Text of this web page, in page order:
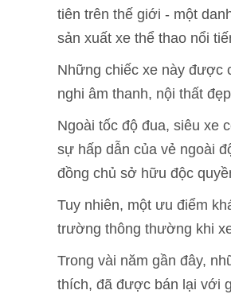
tiên trên thế giới - một
sản xuất xe thể thao nổi
Những chiếc xe này được
nghi âm thanh, nội thất
Ngoài tốc độ đua, siêu xe
sự hấp dẫn của vẻ ngoài
đồng chủ sở hữu độc
Tuy nhiên, một ưu điểm
trường thông thường khi
Trong vài năm gần đây,
thích, đã được bán lại với